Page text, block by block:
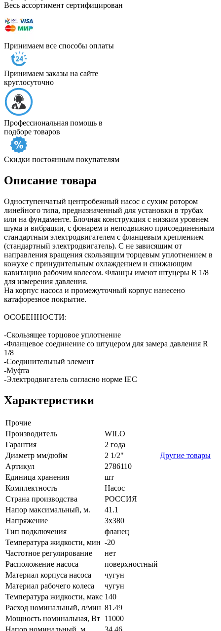
Весь ассортимент сертифицирован
Принимаем все способы оплаты
Принимаем заказы на сайте
круглосуточно
Профессиональная помощь в
подборе товаров
Скидки постоянным покупателям
Описание товара
Одноступенчатый центробежный насос с сухим ротором
линейного типа, предназначенный для установки в трубах
или на фундаменте. Блочная конструкция с низким уровнем
шума и вибрации, с фонарем и неподвижно присоединенным
стандартным электродвигателем с фланцевым креплением
(стандартный электродвигатель). С не зависящим от
направления вращения скользящим торцевым уплотнением в
кожухе с принудительным охлаждением и снижающим
кавитацию рабочим колесом. Фланцы имеют штуцеры R 1/8
для измерения давления.
На корпус насоса и промежуточный корпус нанесено
катафорезное покрытие.
ОСОБЕННОСТИ:
-Скользящее торцовое уплотнение
-Фланцевое соединение со штуцером для замера давления R
1/8
-Соединительный элемент
-Муфта
-Электродвигатель согласно норме IEC
Характеристики
Прочие
Производитель
WILO
Гарантия
2 года
Диаметр мм/дюйм
2 1/2"
Другие товары
Артикул
2786110
Единица хранения
шт
Комплектность
Насос
Страна производства
РОССИЯ
Напор максимальный, м.
41.1
Напряжение
3х380
Тип подключения
фланец
Температура жидкости, мин -20
Частотное регулирование
нет
Расположение насоса
поверхностный
Материал корпуса насоса
чугун
Материал рабочего колеса
чугун
Температура жидкости, макс 140
Расход номинальный, л/мин 81.49
Мощность номинальная, Вт 11000
Напор номинальный, м.
34.46